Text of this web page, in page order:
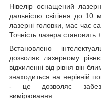
Нівелір оснащений
дальністю світіння до
лазерні головки, має час
Точність лазера становить
Встановлено
дозволяє лазерному
відхиленні від рівня він
знаходиться на нерівній
- це дозволяє
вимірювання.